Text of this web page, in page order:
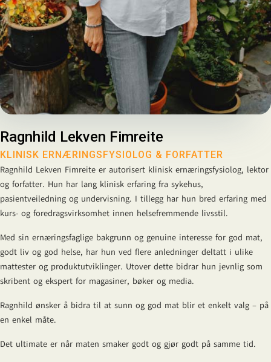
Ragnhild Lekven Fimreite
KLINISK ERNÆRINGSFYSIOLOG & FORFATTER
Ragnhild Lekven Fimreite er autorisert klinisk ernæringsfysiolog, lektor
og forfatter. Hun har lang klinisk erfaring fra sykehus,
pasientveiledning og undervisning. I tillegg har hun bred erfaring med
kurs- og foredragsvirksomhet innen helsefremmende livsstil.
Med sin ernæringsfaglige bakgrunn og genuine interesse for god mat,
godt liv og god helse, har hun ved flere anledninger deltatt i ulike
mattester og produktutviklinger. Utover dette bidrar hun jevnlig som
skribent og ekspert for magasiner, bøker og media.
Ragnhild ønsker å bidra til at sunn og god mat blir et enkelt valg – på
en enkel måte.
Det ultimate er når maten smaker godt og gjør godt på samme tid.